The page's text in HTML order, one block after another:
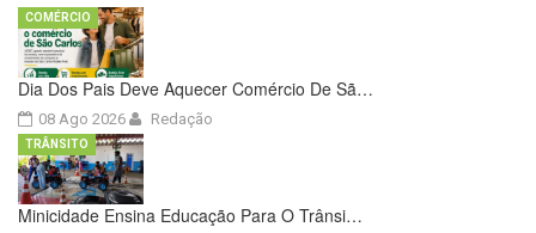
Dia Dos Pais Deve Aquecer Comércio De Sã…
08 Ago 2026
COMÉRCIO
Redação
Minicidade Ensina Educação Para O Trânsi…
TRÂNSITO